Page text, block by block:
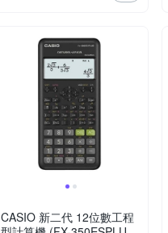
CASIO 新二代 12位數工程